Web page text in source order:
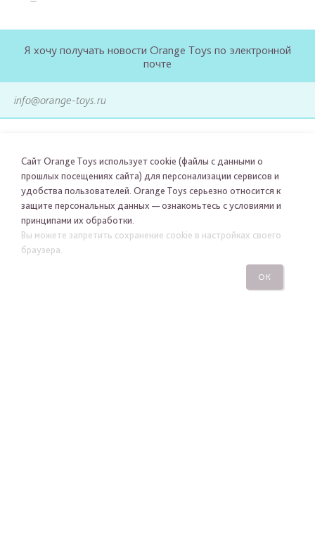
Я хочу получать новости Orange Toys по электронной
почте
Сайт Orange Toys использует cookie (файлы с данными о
прошлых посещениях сайта) для персонализации сервисов и
удобства пользователей. Orange Toys серьезно относится к
защите персональных данных — ознакомьтесь с условиями и
принципами их обработки.
Вы можете запретить сохранение cookie в настройках своего
браузера.
ОК